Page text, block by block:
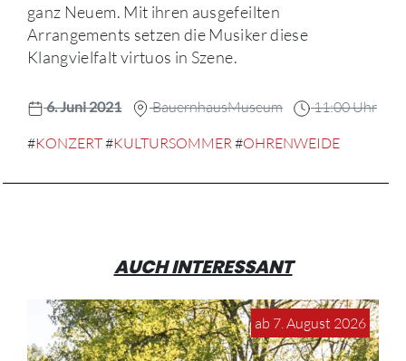
ganz Neuem. Mit ihren ausgefeilten
Arrangements setzen die Musiker diese
Klangvielfalt virtuos in Szene.
6. Juni 2021 BauernhausMuseum 11:00 Uhr
#KONZERT#KULTURSOMMER#OHRENWEIDE
AUCH INTERESSANT
ab 7. August 2026